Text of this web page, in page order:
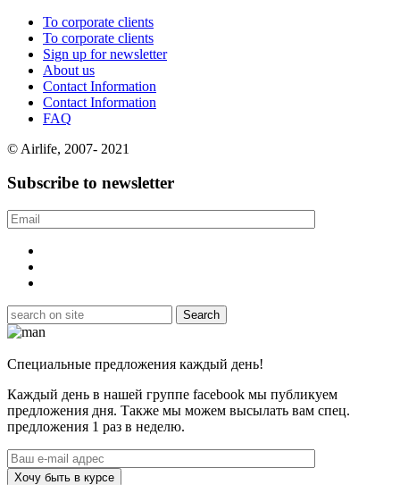
To corporate clients
To corporate clients
Sign up for newsletter
About us
Contact Information
Contact Information
FAQ
© Airlife, 2007- 2021
Subscribe to newsletter
Специальные предложения каждый день!
Каждый день в нашей группе facebook мы публикуем
предложения дня. Также мы можем высылать вам спец.
предложения 1 раз в неделю.
Хочу быть в курсе